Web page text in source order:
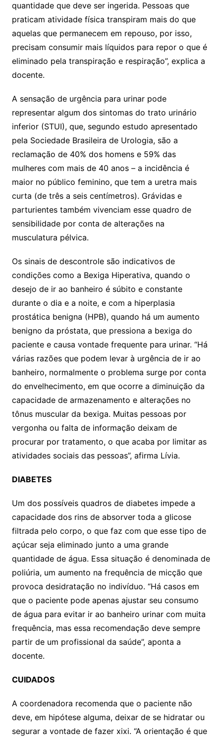
quantidade que deve ser ingerida. Pessoas que
praticam atividade física transpiram mais do que
aquelas que permanecem em repouso, por isso,
precisam consumir mais líquidos para repor o que é
eliminado pela transpiração e respiração”, explica a
docente.
A sensação de urgência para urinar pode
representar algum dos sintomas do trato urinário
inferior (STUI), que, segundo estudo apresentado
pela Sociedade Brasileira de Urologia, são a
reclamação de 40% dos homens e 59% das
mulheres com mais de 40 anos – a incidência é
maior no público feminino, que tem a uretra mais
curta (de três a seis centímetros). Grávidas e
parturientes também vivenciam esse quadro de
sensibilidade por conta de alterações na
musculatura pélvica.
Os sinais de descontrole são indicativos de
condições como a Bexiga Hiperativa, quando o
desejo de ir ao banheiro é súbito e constante
durante o dia e a noite, e com a hiperplasia
prostática benigna (HPB), quando há um aumento
benigno da próstata, que pressiona a bexiga do
paciente e causa vontade frequente para urinar. “Há
várias razões que podem levar à urgência de ir ao
banheiro, normalmente o problema surge por conta
do envelhecimento, em que ocorre a diminuição da
capacidade de armazenamento e alterações no
tônus muscular da bexiga. Muitas pessoas por
vergonha ou falta de informação deixam de
procurar por tratamento, o que acaba por limitar as
atividades sociais das pessoas”, afirma Lívia.
DIABETES
Um dos possíveis quadros de diabetes impede a
capacidade dos rins de absorver toda a glicose
filtrada pelo corpo, o que faz com que esse tipo de
açúcar seja eliminado junto a uma grande
quantidade de água. Essa situação é denominada de
poliúria, um aumento na frequência de micção que
provoca desidratação no indivíduo. “Há casos em
que o paciente pode apenas ajustar seu consumo
de água para evitar ir ao banheiro urinar com muita
frequência, mas essa recomendação deve sempre
partir de um profissional da saúde”, aponta a
docente.
CUIDADOS
A coordenadora recomenda que o paciente não
deve, em hipótese alguma, deixar de se hidratar ou
segurar a vontade de fazer xixi. “A orientação é que